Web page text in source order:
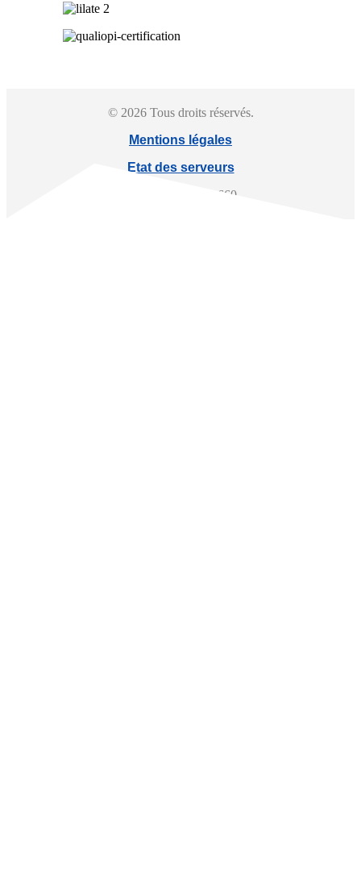
© 2026 Tous droits réservés.
Mentions légales
Etat des serveurs
SIREN : 897 466 660